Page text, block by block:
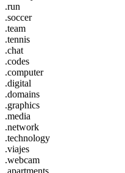
.run
.soccer
.team
.tennis
.chat
.codes
.computer
.digital
.domains
.graphics
.media
.network
.technology
.viajes
.webcam
.apartments